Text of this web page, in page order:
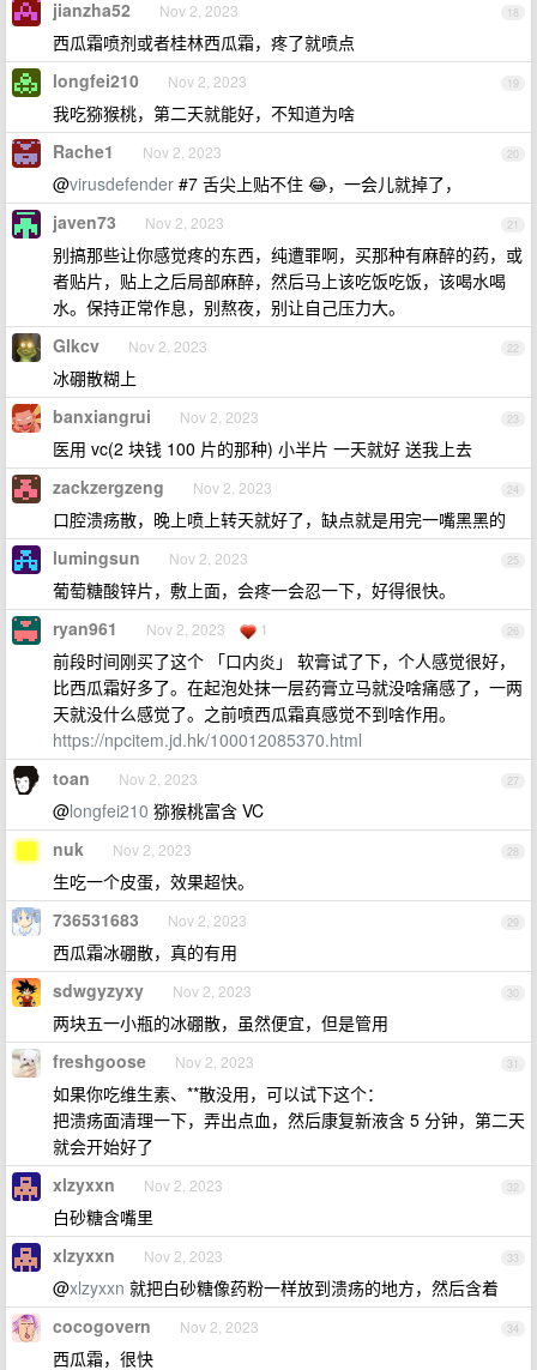
18
jianzha52 Nov 2, 2023
西瓜霜喷剂或者桂林西瓜霜，疼了就喷点
19
longfei210 Nov 2, 2023
我吃猕猴桃，第二天就能好，不知道为啥
20
Rache1 Nov 2, 2023
@virusdefender #7 舌尖上贴不住 😂，一会儿就掉了，
21
javen73 Nov 2, 2023
别搞那些让你感觉疼的东西，纯遭罪啊，买那种有麻醉的药，或
者贴片，贴上之后局部麻醉，然后马上该吃饭吃饭，该喝水喝
水。保持正常作息，别熬夜，别让自己压力大。
22
Glkcv Nov 2, 2023
冰硼散糊上
23
banxiangrui Nov 2, 2023
医用 vc(2 块钱 100 片的那种) 小半片 一天就好 送我上去
24
zackzergzeng Nov 2, 2023
口腔溃疡散，晚上喷上转天就好了，缺点就是用完一嘴黑黑的
25
lumingsun Nov 2, 2023
葡萄糖酸锌片，敷上面，会疼一会忍一下，好得很快。
26
ryan961 Nov 2, 2023 1
前段时间刚买了这个 「口内炎」 软膏试了下，个人感觉很好，
比西瓜霜好多了。在起泡处抹一层药膏立马就没啥痛感了，一两
天就没什么感觉了。之前喷西瓜霜真感觉不到啥作用。
https://npcitem.jd.hk/100012085370.html
27
toan Nov 2, 2023
@longfei210 猕猴桃富含 VC
28
nuk Nov 2, 2023
生吃一个皮蛋，效果超快。
29
736531683 Nov 2, 2023
西瓜霜冰硼散，真的有用
30
sdwgyzyxy Nov 2, 2023
两块五一小瓶的冰硼散，虽然便宜，但是管用
31
freshgoose Nov 2, 2023
如果你吃维生素、**散没用，可以试下这个：
把溃疡面清理一下，弄出点血，然后康复新液含 5 分钟，第二天
就会开始好了
32
xlzyxxn Nov 2, 2023
白砂糖含嘴里
33
xlzyxxn Nov 2, 2023
@xlzyxxn 就把白砂糖像药粉一样放到溃疡的地方，然后含着
34
cocogovern Nov 2, 2023
西瓜霜，很快